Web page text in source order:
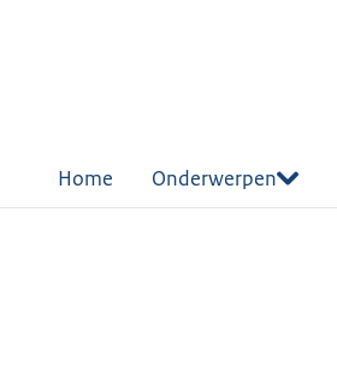
Home Onderwerpen